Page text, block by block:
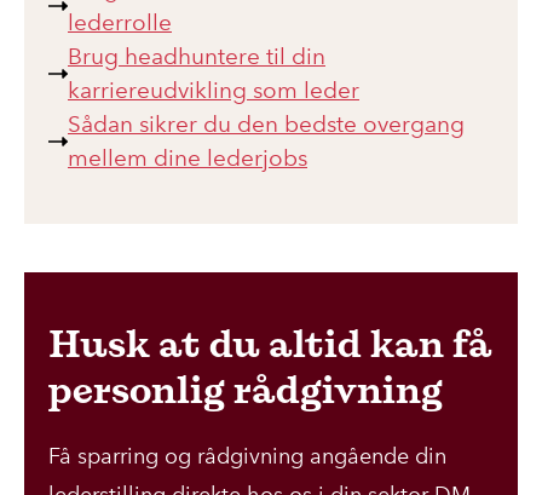
lederrolle
Brug headhuntere til din
karriereudvikling som leder
Sådan sikrer du den bedste overgang
mellem dine lederjobs
Husk at du altid kan få
personlig rådgivning
Få sparring og rådgivning angående din